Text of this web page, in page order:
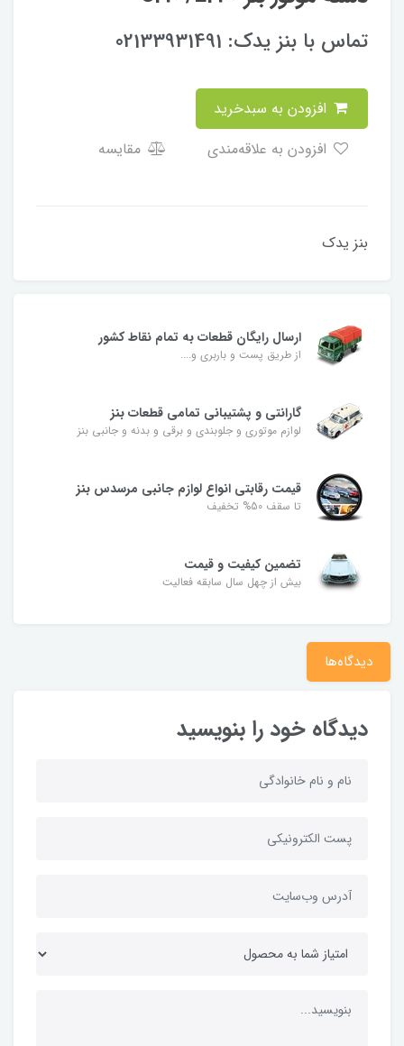
تماس با بنز یدک: 02133931491
مقایسه
بنز یدک
ارسال رایگان قطعات به تمام نقاط کشور
از طریق پست و باربری و....
گارانتی و پشتیبانی تمامی قطعات بنز
لوازم موتوری و جلوبندی و برقی و بدنه و جانبی بنز
قیمت رقابتی انواع لوازم جانبی مرسدس بنز
تا سقف 50% تخفیف
تضمین کیفیت و قیمت
بیش از چهل سال سابقه فعالیت
دیدگاه‌ها
دیدگاه خود را بنویسید